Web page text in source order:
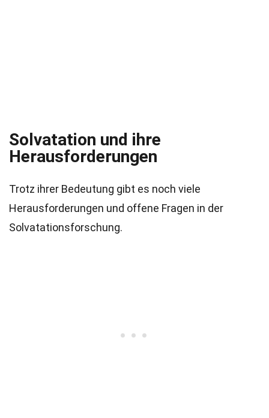
Solvatation und ihre
Herausforderungen
Trotz ihrer Bedeutung gibt es noch viele
Herausforderungen und offene Fragen in der
Solvatationsforschung.